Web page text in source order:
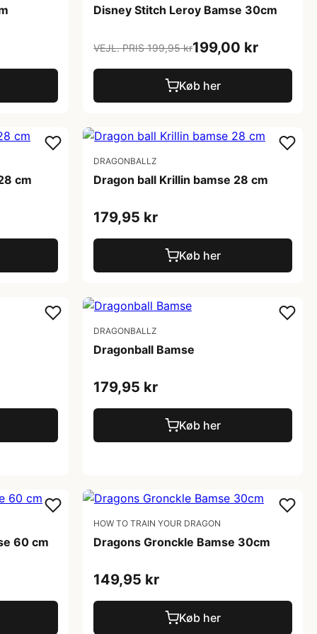
Disney Stitch Leroy Bamse 30cm
VEJL. PRIS 199,95 kr199,00 kr
Køb her
cm
DRAGONBALLZ
Dragon ball Krillin bamse 28 cm
179,95 kr
Køb her
DRAGONBALLZ
Dragonball Bamse
179,95 kr
Køb her
60 cm
HOW TO TRAIN YOUR DRAGON
Dragons Gronckle Bamse 30cm
149,95 kr
Køb her